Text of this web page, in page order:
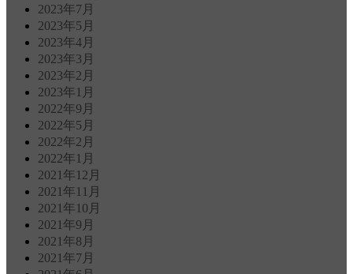
2023年7月
2023年5月
2023年4月
2023年3月
2023年2月
2023年1月
2022年9月
2022年5月
2022年2月
2022年1月
2021年12月
2021年11月
2021年10月
2021年9月
2021年8月
2021年7月